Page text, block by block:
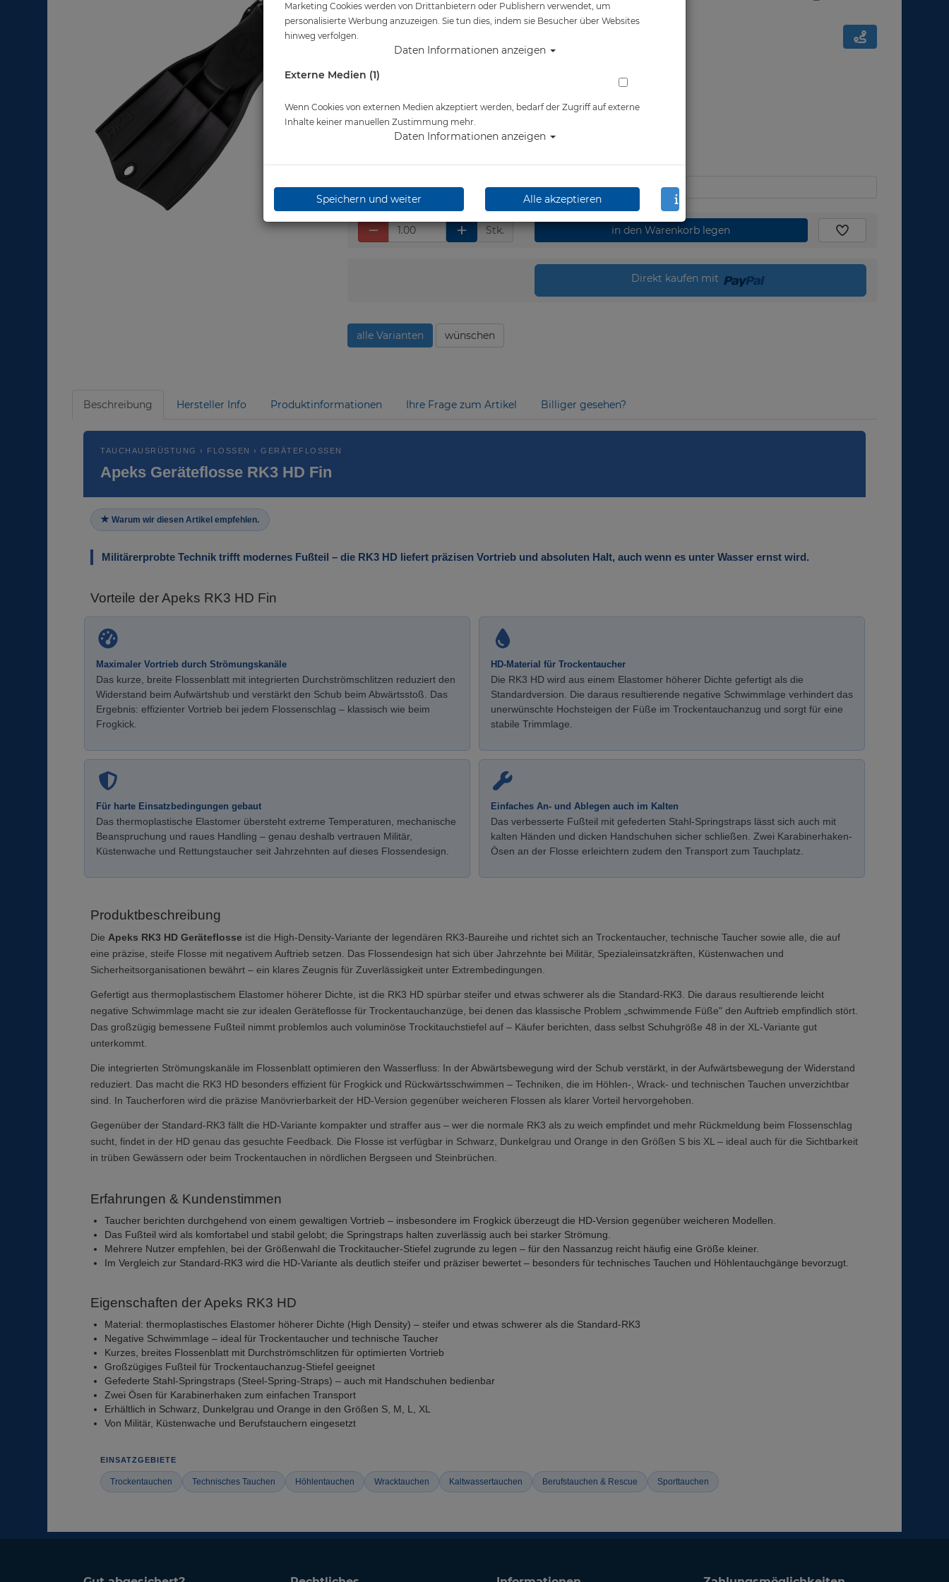
Artikelnr.: apk-FA2470101XL
Herstellerpreis: 179,00 €
139,00 €*
Stk. in den Warenkorb legen
Direkt kaufen mit
alle Varianten wünschen
Beschreibung Hersteller Info Produktinformationen Ihre Frage zum Artikel Billiger gesehen?
TAUCHAUSRÜSTUNG › FLOSSEN › GERÄTEFLOSSEN
Apeks Geräteflosse RK3 HD Fin
Warum wir diesen Artikel empfehlen.
Militärerprobte Technik trifft modernes Fußteil – die RK3 HD liefert präzisen Vortrieb und absoluten Halt, auch wenn es unter Wasser ernst wird.
Vorteile der Apeks RK3 HD Fin
Maximaler Vortrieb durch Strömungskanäle
Das kurze, breite Flossenblatt mit integrierten Durchströmschlitzen reduziert den
Widerstand beim Aufwärtshub und verstärkt den Schub beim Abwärtsstoß. Das
Ergebnis: effizienter Vortrieb bei jedem Flossenschlag – klassisch wie beim
Frogkick.
HD-Material für Trockentaucher
Die RK3 HD wird aus einem Elastomer höherer Dichte gefertigt als die
Standardversion. Die daraus resultierende negative Schwimmlage verhindert das
unerwünschte Hochsteigen der Füße im Trockentauchanzug und sorgt für eine
stabile Trimmlage.
Für harte Einsatzbedingungen gebaut
Das thermoplastische Elastomer übersteht extreme Temperaturen, mechanische
Beanspruchung und raues Handling – genau deshalb vertrauen Militär,
Küstenwache und Rettungstaucher seit Jahrzehnten auf dieses Flossendesign.
Einfaches An- und Ablegen auch im Kalten
Das verbesserte Fußteil mit gefederten Stahl-Springstraps lässt sich auch mit
kalten Händen und dicken Handschuhen sicher schließen. Zwei Karabinerhaken-
Ösen an der Flosse erleichtern zudem den Transport zum Tauchplatz.
Produktbeschreibung
Die Apeks RK3 HD Geräteflosse ist die High-Density-Variante der legendären RK3-Baureihe und richtet sich an Trockentaucher, technische Taucher sowie alle, die auf
eine präzise, steife Flosse mit negativem Auftrieb setzen. Das Flossendesign hat sich über Jahrzehnte bei Militär, Spezialeinsatzkräften, Küstenwachen und
Sicherheitsorganisationen bewährt – ein klares Zeugnis für Zuverlässigkeit unter Extrembedingungen.
Gefertigt aus thermoplastischem Elastomer höherer Dichte, ist die RK3 HD spürbar steifer und etwas schwerer als die Standard-RK3. Die daraus resultierende leicht
negative Schwimmlage macht sie zur idealen Geräteflosse für Trockentauchanzüge, bei denen das klassische Problem „schwimmende Füße" den Auftrieb empfindlich stört.
Das großzügig bemessene Fußteil nimmt problemlos auch voluminöse Trockitauchstiefel auf – Käufer berichten, dass selbst Schuhgröße 48 in der XL-Variante gut
unterkommt.
Die integrierten Strömungskanäle im Flossenblatt optimieren den Wasserfluss: In der Abwärtsbewegung wird der Schub verstärkt, in der Aufwärtsbewegung der Widerstand
reduziert. Das macht die RK3 HD besonders effizient für Frogkick und Rückwärtsschwimmen – Techniken, die im Höhlen-, Wrack- und technischen Tauchen unverzichtbar
sind. In Taucherforen wird die präzise Manövrierbarkeit der HD-Version gegenüber weicheren Flossen als klarer Vorteil hervorgehoben.
Gegenüber der Standard-RK3 fällt die HD-Variante kompakter und straffer aus – wer die normale RK3 als zu weich empfindet und mehr Rückmeldung beim Flossenschlag
sucht, findet in der HD genau das gesuchte Feedback. Die Flosse ist verfügbar in Schwarz, Dunkelgrau und Orange in den Größen S bis XL – ideal auch für die Sichtbarkeit
in trüben Gewässern oder beim Trockentauchen in nördlichen Bergseen und Steinbrüchen.
Erfahrungen & Kundenstimmen
Taucher berichten durchgehend von einem gewaltigen Vortrieb – insbesondere im Frogkick überzeugt die HD-Version gegenüber weicheren Modellen.
Das Fußteil wird als komfortabel und stabil gelobt; die Springstraps halten zuverlässig auch bei starker Strömung.
Mehrere Nutzer empfehlen, bei der Größenwahl die Trockitaucher-Stiefel zugrunde zu legen – für den Nassanzug reicht häufig eine Größe kleiner.
Im Vergleich zur Standard-RK3 wird die HD-Variante als deutlich steifer und präziser bewertet – besonders für technisches Tauchen und Höhlentauchgänge bevorzugt.
Eigenschaften der Apeks RK3 HD
Material: thermoplastisches Elastomer höherer Dichte (High Density) – steifer und etwas schwerer als die Standard-RK3
Negative Schwimmlage – ideal für Trockentaucher und technische Taucher
Kurzes, breites Flossenblatt mit Durchströmschlitzen für optimierten Vortrieb
Großzügiges Fußteil für Trockentauchanzug-Stiefel geeignet
Gefederte Stahl-Springstraps (Steel-Spring-Straps) – auch mit Handschuhen bedienbar
Zwei Ösen für Karabinerhaken zum einfachen Transport
Erhältlich in Schwarz, Dunkelgrau und Orange in den Größen S, M, L, XL
Von Militär, Küstenwache und Berufstauchern eingesetzt
EINSATZGEBIETE
Trockentauchen Technisches Tauchen Höhlentauchen Wracktauchen Kaltwassertauchen Berufstauchen & Rescue Sporttauchen
Marketing Cookies werden von Drittanbietern oder Publishern verwendet, um
personalisierte Werbung anzuzeigen. Sie tun dies, indem sie Besucher über Websites
hinweg verfolgen.
Daten Informationen anzeigen
Externe Medien (1)
Wenn Cookies von externen Medien akzeptiert werden, bedarf der Zugriff auf externe
Inhalte keiner manuellen Zustimmung mehr.
Daten Informationen anzeigen
Speichern und weiter Alle akzeptieren